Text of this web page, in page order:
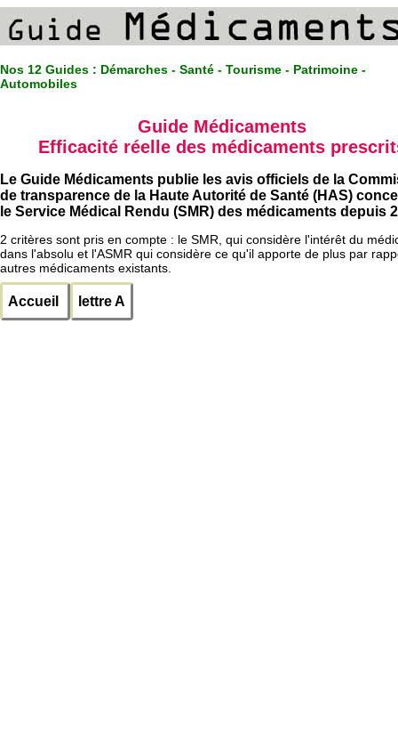
Nos 12 Guides : Démarches - Santé - Tourisme - Patrimoine -
Automobiles
Guide Médicaments
Efficacité réelle des médicaments
Le Guide Médicaments publie les avis officiels de la
de transparence de la Haute Autorité de Santé (HAS)
le Service Médical Rendu (SMR) des médicaments depuis
2 critères sont pris en compte : le SMR, qui considère l'intérêt du
dans l'absolu et l'ASMR qui considère ce qu'il apporte de plus par
autres médicaments existants.
Accueil lettre A